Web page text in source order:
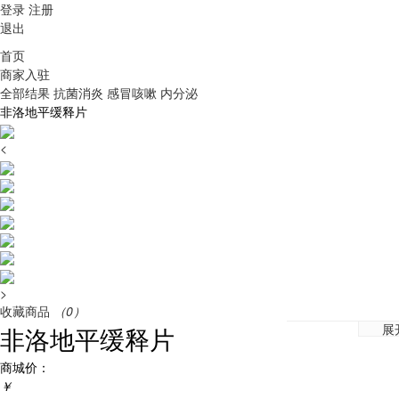
登录 注册
退出
首页
商家入驻
全部结果 抗菌消炎 感冒咳嗽 内分泌
非洛地平缓释片
<
>
收藏商品
（0）
非洛地平缓释片
商城价：
￥
展